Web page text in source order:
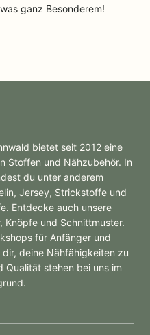
ganz Besonderem!
bietet seit 2012 eine
Stoffen und Nähzubehör. In
du unter anderem
Jersey, Strickstoffe und
Entdecke auch unsere
Knöpfe und Schnittmuster.
für Anfänger und
deine Nähfähigkeiten zu
stehen bei uns im